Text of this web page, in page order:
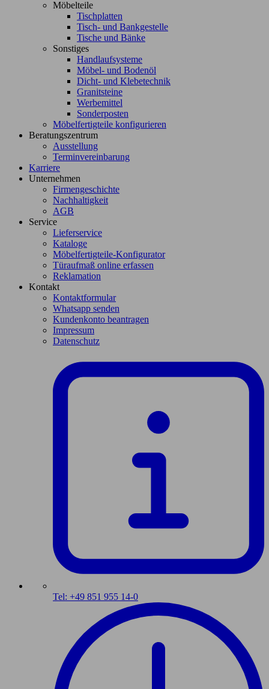
Möbelteile
Tischplatten
Tisch- und Bankgestelle
Tische und Bänke
Sonstiges
Handlaufsysteme
Möbel- und Bodenöl
Dicht- und Klebetechnik
Granitsteine
Werbemittel
Sonderposten
Möbelfertigteile konfigurieren
Beratungszentrum
Ausstellung
Terminvereinbarung
Karriere
Unternehmen
Firmengeschichte
Nachhaltigkeit
AGB
Service
Lieferservice
Kataloge
Möbelfertigteile-Konfigurator
Türaufmaß online erfassen
Reklamation
Kontakt
Kontaktformular
Whatsapp senden
Kundenkonto beantragen
Impressum
Datenschutz
Tel: +49 851 955 14-0